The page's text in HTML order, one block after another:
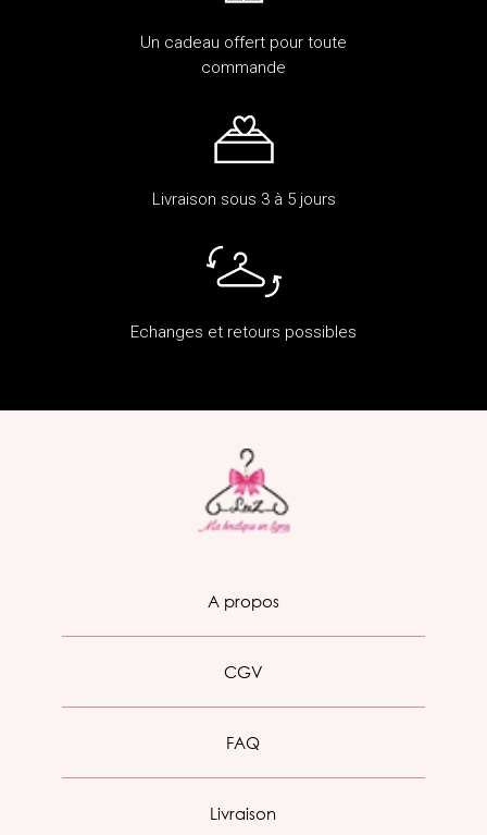
Un cadeau offert pour toute
commande
Livraison sous 3 à 5 jours
Echanges et retours possibles
A propos
CGV
FAQ
Livraison